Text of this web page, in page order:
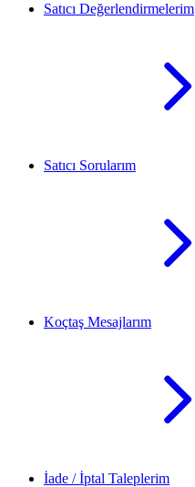
Satıcı Değerlendirmelerim
Satıcı Sorularım
Koçtaş Mesajlarım
İade / İptal Taleplerim